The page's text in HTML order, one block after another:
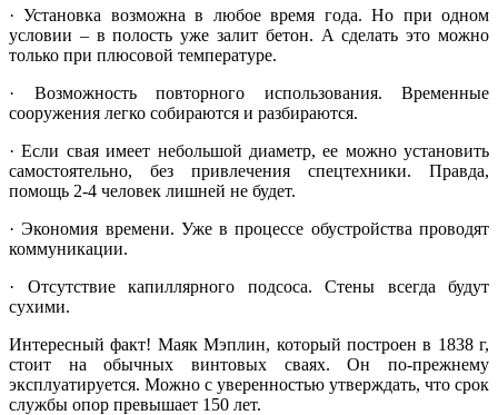
· Установка возможна в любое время года. Но при одном
условии – в полость уже залит бетон. А сделать это можно
только при плюсовой температуре.
· Возможность повторного использования. Временные
сооружения легко собираются и разбираются.
· Если свая имеет небольшой диаметр, ее можно установить
самостоятельно, без привлечения спецтехники. Правда,
помощь 2-4 человек лишней не будет.
· Экономия времени. Уже в процессе обустройства проводят
коммуникации.
· Отсутствие капиллярного подсоса. Стены всегда будут
сухими.
Интересный факт! Маяк Мэплин, который построен в 1838 г,
стоит на обычных винтовых сваях. Он по-прежнему
эксплуатируется. Можно с уверенностью утверждать, что срок
службы опор превышает 150 лет.